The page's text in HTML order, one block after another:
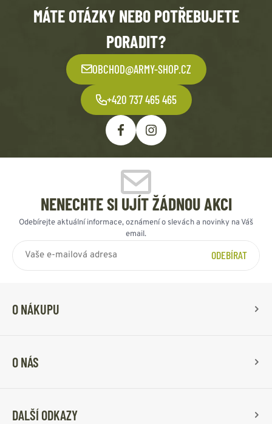
MÁTE OTÁZKY NEBO POTŘEBUJETE
PORADIT?
OBCHOD@ARMY-SHOP.CZ
+420 737 465 465
NENECHTE SI UJÍT ŽÁDNOU AKCI
Odebírejte aktuální informace, oznámení o slevách a novinky na Váš
email.
ODEBÍRAT
O NÁKUPU
O NÁS
DALŠÍ ODKAZY